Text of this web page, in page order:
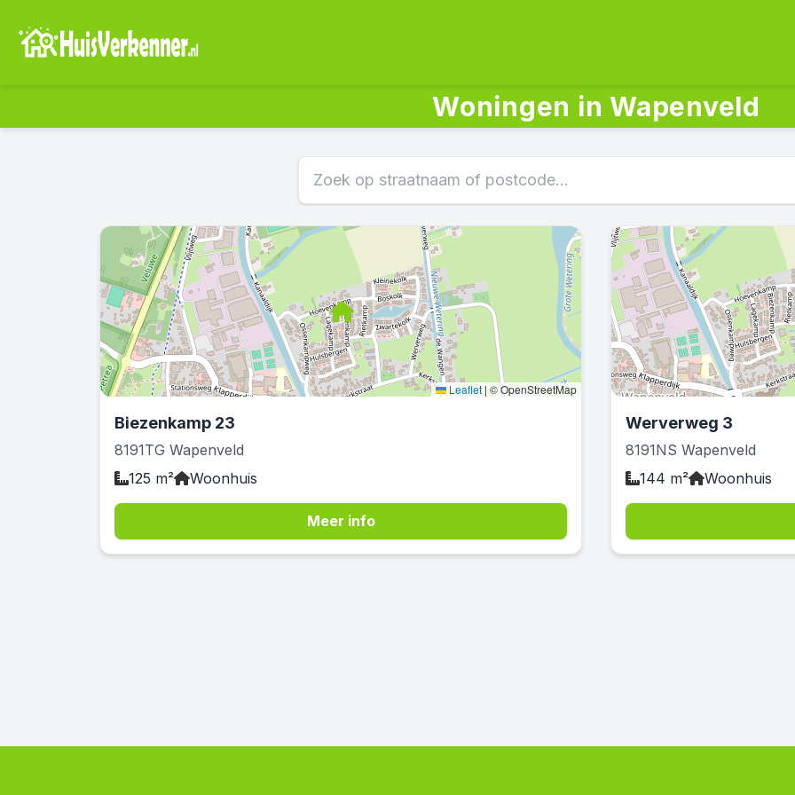
Woningen in Wapenveld
Leaflet | © OpenStreetMap
Biezenkamp 23
8191TG Wapenveld
125 m²
Woonhuis
Meer info
Werverweg 3
8191NS Wapenveld
144 m²
Woonhuis